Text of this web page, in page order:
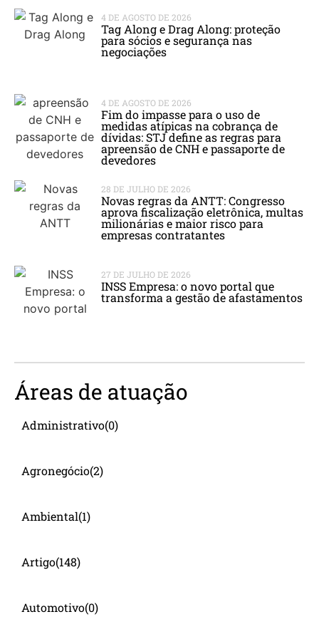
4 DE AGOSTO DE 2026
Tag Along e Drag Along: proteção
para sócios e segurança nas
negociações
4 DE AGOSTO DE 2026
Fim do impasse para o uso de
medidas atípicas na cobrança de
dívidas: STJ define as regras para
apreensão de CNH e passaporte de
devedores
28 DE JULHO DE 2026
Novas regras da ANTT: Congresso
aprova fiscalização eletrônica, multas
milionárias e maior risco para
empresas contratantes
27 DE JULHO DE 2026
INSS Empresa: o novo portal que
transforma a gestão de afastamentos
Áreas de atuação
Administrativo(0)
Agronegócio(2)
Ambiental(1)
Artigo(148)
Automotivo(0)